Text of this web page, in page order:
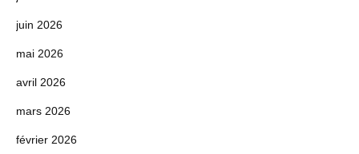
juin 2026
mai 2026
avril 2026
mars 2026
février 2026